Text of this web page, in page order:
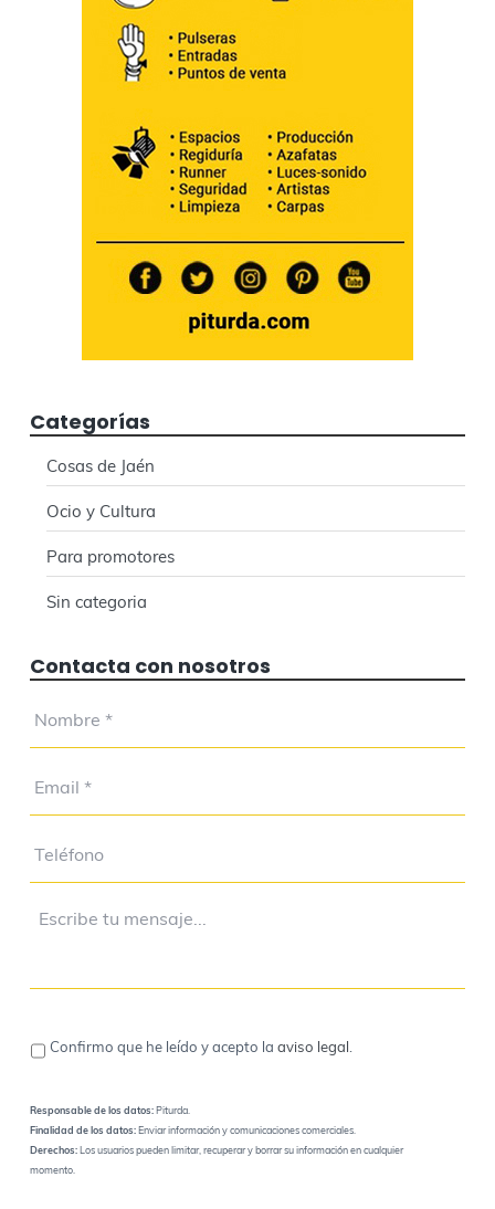
Categorías
Cosas de Jaén
Ocio y Cultura
Para promotores
Sin categoria
Contacta con nosotros
Confirmo que he leído y acepto la aviso legal .
Responsable de los datos:Piturda.
Finalidad de los datos:Enviar información y comunicaciones comerciales.
Derechos:Los usuarios pueden limitar, recuperar y borrar su información en cualquier
momento.